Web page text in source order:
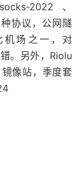
2022、
协议，公网隧
机场之一，对
。另外，Riolu
像站，季度套